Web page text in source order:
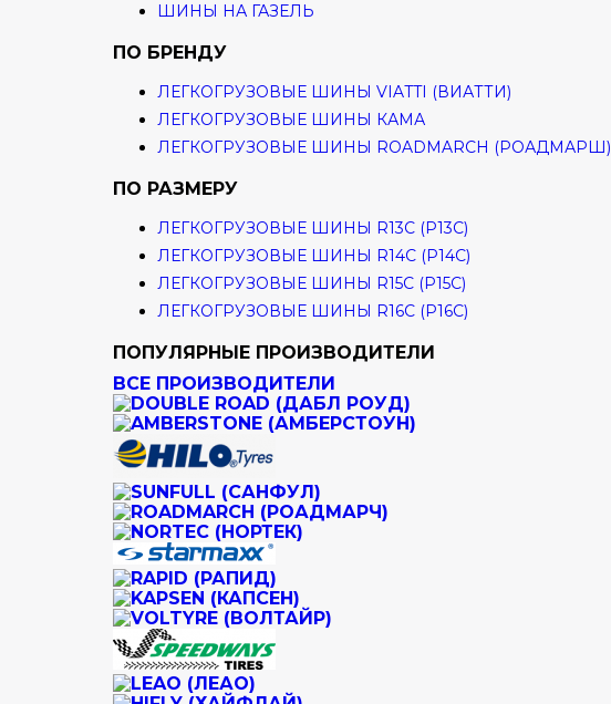
ШИНЫ НА ГАЗЕЛЬ
ПО БРЕНДУ
ЛЕГКОГРУЗОВЫЕ ШИНЫ VIATTI (ВИАТТИ)
ЛЕГКОГРУЗОВЫЕ ШИНЫ КАМА
ЛЕГКОГРУЗОВЫЕ ШИНЫ ROADMARCH (РОАДМАРШ)
ПО РАЗМЕРУ
ЛЕГКОГРУЗОВЫЕ ШИНЫ R13C (Р13С)
ЛЕГКОГРУЗОВЫЕ ШИНЫ R14C (Р14С)
ЛЕГКОГРУЗОВЫЕ ШИНЫ R15C (Р15С)
ЛЕГКОГРУЗОВЫЕ ШИНЫ R16C (Р16С)
ПОПУЛЯРНЫЕ ПРОИЗВОДИТЕЛИ
ВСЕ ПРОИЗВОДИТЕЛИ